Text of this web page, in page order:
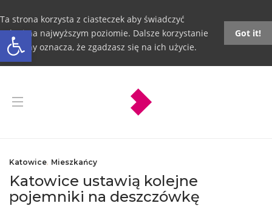
Otwórz pasek narzędzi
Ta strona korzysta z ciasteczek aby świadczyć
usługi na najwyższym poziomie. Dalsze korzystanie
ze strony oznacza, że zgadzasz się na ich użycie.
Got it!
Katowice, Mieszkańcy
Katowice ustawią kolejne
pojemniki na deszczówkę